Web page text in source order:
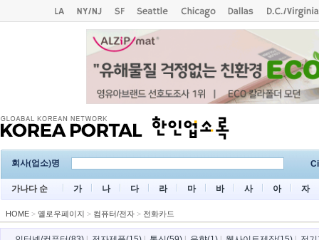
회사(업소)명
가나다 순 가 나 다 라 마 바 사 아 자
HOME > 옐로우페이지 > 컴퓨터/전자 > 전화카드